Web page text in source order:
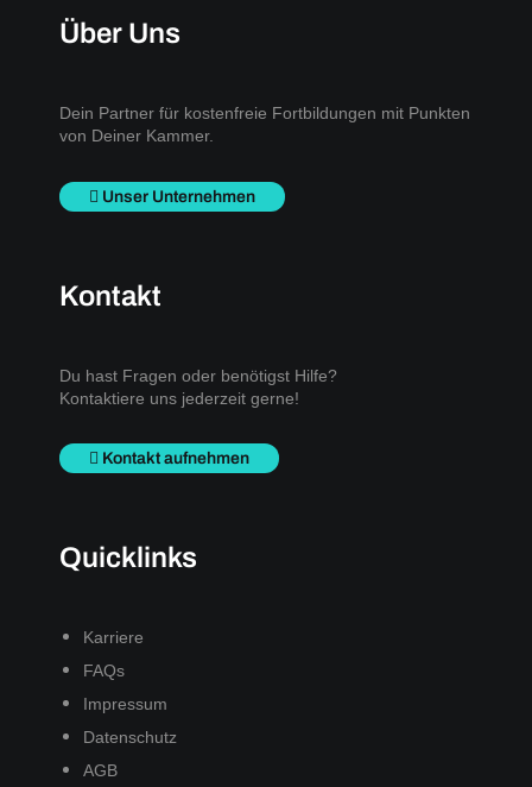
Über Uns
Dein Partner für kostenfreie Fortbildungen mit Punkten
von Deiner Kammer.
Unser Unternehmen
Kontakt
Du hast Fragen oder benötigst Hilfe?
Kontaktiere uns jederzeit gerne!
Kontakt aufnehmen
Quicklinks
Karriere
FAQs
Impressum
Datenschutz
AGB